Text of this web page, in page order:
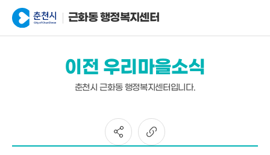
근화동 행정복지센터
이전 우리마을소식
춘천시 근화동 행정복지센터입니다.